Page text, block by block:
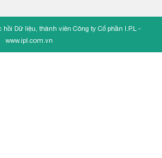
hồi Dữ liệu, thành viên Công ty Cổ phần I.P.L -
www.ipl.com.vn